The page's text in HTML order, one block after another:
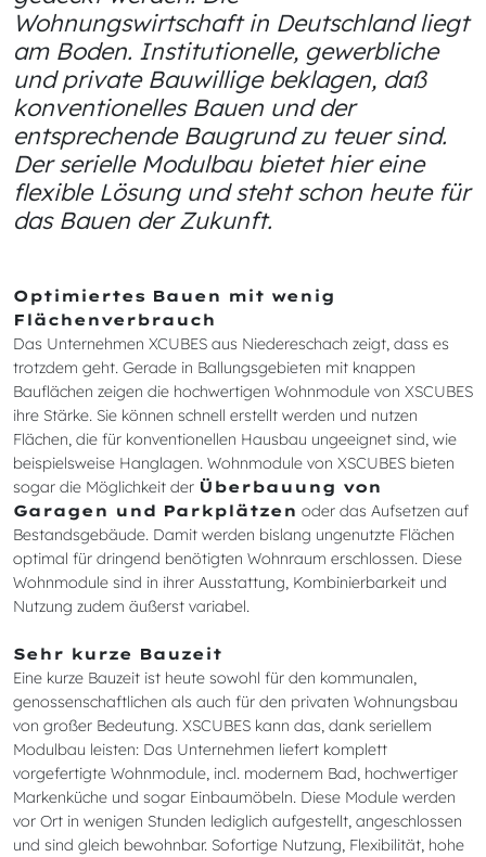
Wohnungswirtschaft in Deutschland liegt
am Boden. Institutionelle, gewerbliche
und private Bauwillige beklagen, daß
konventionelles Bauen und der
entsprechende Baugrund zu teuer sind.
Der serielle Modulbau bietet hier eine
flexible Lösung und steht schon heute für
das Bauen der Zukunft.
Optimiertes Bauen mit wenig
Flächenverbrauch
Das Unternehmen XCUBES aus Niedereschach zeigt, dass es
trotzdem geht. Gerade in Ballungsgebieten mit knappen
Bauflächen zeigen die hochwertigen Wohnmodule von XSCUBES
ihre Stärke. Sie können schnell erstellt werden und nutzen
Flächen, die für konventionellen Hausbau ungeeignet sind, wie
beispielsweise Hanglagen. Wohnmodule von XSCUBES bieten
sogar die Möglichkeit der Überbauung von
Garagen und Parkplätzen oder das Aufsetzen auf
Bestandsgebäude. Damit werden bislang ungenutzte Flächen
optimal für dringend benötigten Wohnraum erschlossen. Diese
Wohnmodule sind in ihrer Ausstattung, Kombinierbarkeit und
Nutzung zudem äußerst variabel.
Sehr kurze Bauzeit
Eine kurze Bauzeit ist heute sowohl für den kommunalen,
genossenschaftlichen als auch für den privaten Wohnungsbau
von großer Bedeutung. XSCUBES kann das, dank seriellem
Modulbau leisten: Das Unternehmen liefert komplett
vorgefertigte Wohnmodule, incl. modernem Bad, hochwertiger
Markenküche und sogar Einbaumöbeln. Diese Module werden
vor Ort in wenigen Stunden lediglich aufgestellt, angeschlossen
und sind gleich bewohnbar. Sofortige Nutzung, Flexibilität, hohe